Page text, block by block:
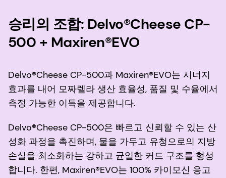
승리의 조합: Delvo®Cheese CP-
500 + Maxiren®EVO
Delvo®Cheese CP-500과 Maxiren®EVO는 시너지
효과를 내어 모짜렐라 생산 효율성, 품질 및 수율에서
측정 가능한 이득을 제공합니다.
Delvo®Cheese CP-500은 빠르고 신뢰할 수 있는 산
성화 과정을 촉진하며, 물을 가두고 유청으로의 지방
손실을 최소화하는 강하고 균일한 커드 구조를 형성
합니다. 한편, Maxiren®EVO는 100% 카이모신 응고